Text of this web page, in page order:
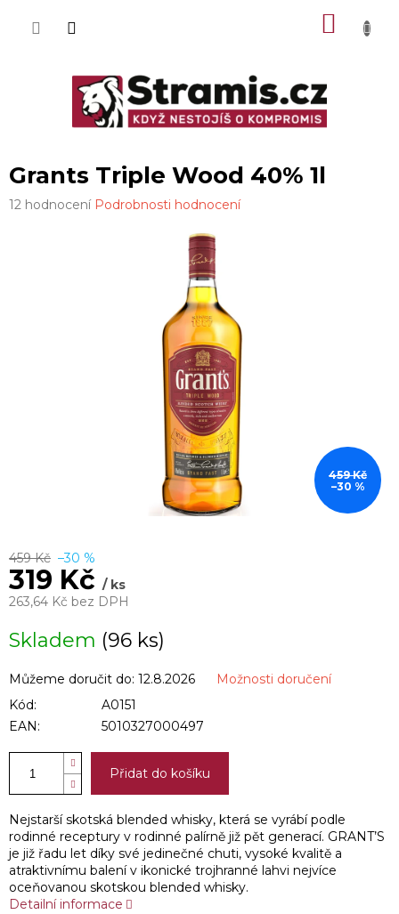
Grants Triple Wood 40% 1l
Průměrné
12 hodnocení Podrobnosti hodnocení
459 Kč
–30 %
459 Kč –30 %
319 Kč/ ks
263,64 Kč bez DPH
cena:
Skladem (96 ks)
Můžeme doručit do: 12.8.2026
Možnosti doručení
Kód:
A0151
EAN:
5010327000497
Přidat do košíku
Nejstarší skotská blended whisky, která se vyrábí podle
rodinné receptury v rodinné palírně již pět generací. GRANT’S
je již řadu let díky své jedinečné chuti, vysoké kvalitě a
atraktivnímu balení v ikonické trojhranné lahvi nejvíce
oceňovanou skotskou blended whisky.
Detailní informace